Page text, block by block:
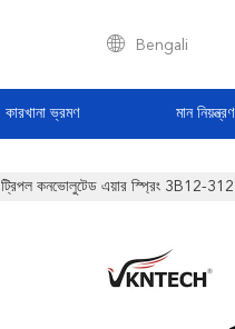
Bengali
কারখানা ভ্রমণ মান নিয়ন্ত্রণ
ট্রিপল কনভোলুটেড এয়ার স্প্রিং 3B12-312